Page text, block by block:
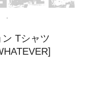
Tシャツ